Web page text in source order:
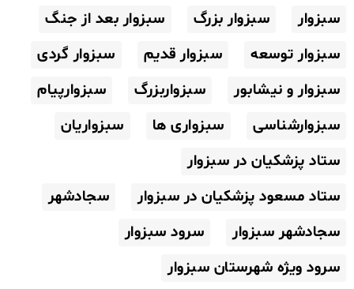
سبزوار
سبزوار بزرگ
سبزوار بعد از جنگ
سبزوار توسعه
سبزوار قدیم
سبزوار گردی
سبزوار و نیشابور
سبزواربزرگ
سبزوارپیام
سبزوارشناسی
سبزواری ها
سبزواریان
ستاد پزشکیان در سبزوار
ستاد مسعود پزشکیان در سبزوار
سجادشهر
سجادشهر سبزوار
سرود سبزوار
سرود ویژه شهرستان سبزوار